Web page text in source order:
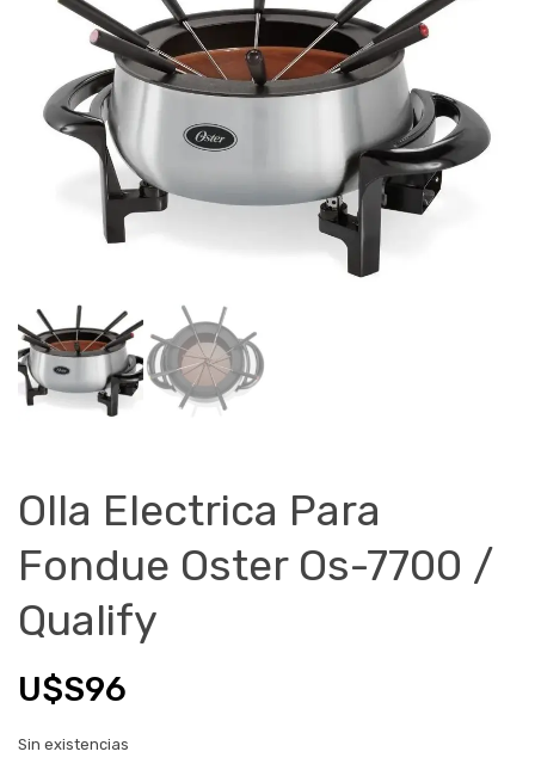
Olla Electrica Para
Fondue Oster Os-7700 /
Qualify
U$S96
Sin existencias